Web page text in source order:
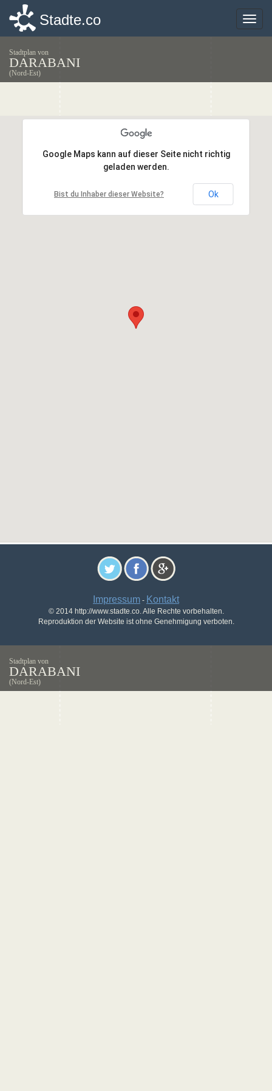
Toggle
Stadte.co
Stadtplan von
DARABANI
(Nord-Est)
Google Maps kann auf dieser Seite nicht richtig
geladen werden.
Bist du Inhaber dieser Website? Ok
Google Maps kann auf dieser Seite nicht richtig
geladen werden.
Bist du Inhaber dieser Website? Ok
Impressum - Kontakt
© 2014 http://www.stadte.co. Alle Rechte vorbehalten.
Reproduktion der Website ist ohne Genehmigung verboten.
Toggle
Stadte.co
Stadtplan von
DARABANI
(Nord-Est)